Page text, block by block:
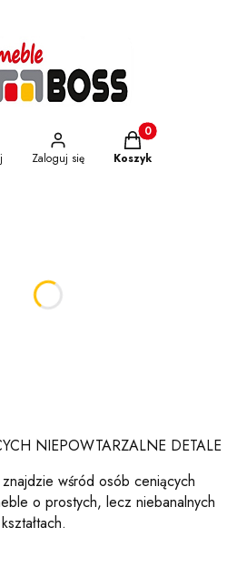
wyszukiwarkę
Zaloguj się
Produkty w
Koszyk
NIEPOWTARZALNE DETALE
wśród osób ceniących
o prostych, lecz niebanalnych
kształtach.